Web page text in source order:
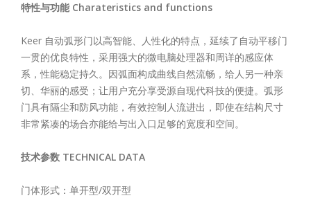
特性与功能 Charateristics and functions
Keer 自动弧形门以高智能、人性化的特点，延续了自动平移门
一贯的优良特性，采用强大的微电脑处理器和周详的感应体
系，性能稳定持久。因弧面构成曲线自然流畅，给人另一种亲
切、华丽的感受；让用户充分享受源自现代科技的便捷。弧形
门具有隔尘和防风功能，有效控制人流进出，即使在结构尺寸
非常紧凑的场合亦能给与出入口足够的宽度和空间。
技术参数 TECHNICAL DATA
门体形式：单开型/双开型